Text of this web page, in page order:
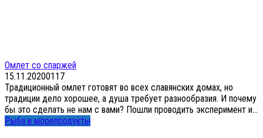
Омлет со спаржей
15.11.20200117
Традиционный омлет готовят во всех славянских домах, но
традиции дело хорошее, а душа требует разнообразия. И почему
бы это сделать не нам с вами? Пошли проводить эксперимент и...
Рыба и морепродукты